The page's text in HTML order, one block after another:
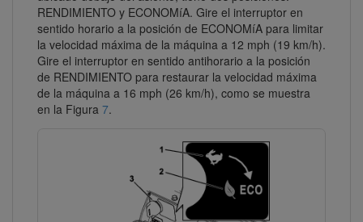
RENDIMIENTO y ECONOMíA. Gire el interruptor en
sentido horario a la posición de ECONOMíA para limitar
la velocidad máxima de la máquina a 12 mph (19 km/h).
Gire el interruptor en sentido antihorario a la posición
de RENDIMIENTO para restaurar la velocidad máxima
de la máquina a 16 mph (26 km/h), como se muestra
en la Figura 7.